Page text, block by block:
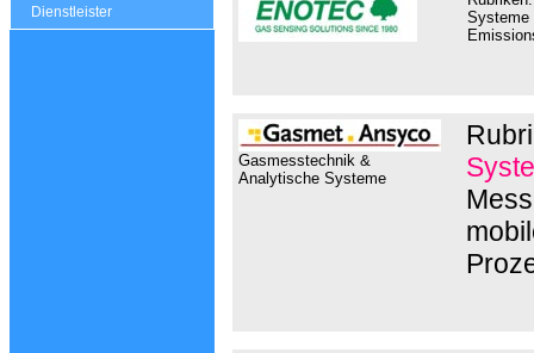
Dienstleister
Systeme
Gasmesstechnik &
Analytische Systeme